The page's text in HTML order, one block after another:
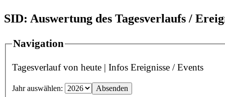
SID: Auswertung des Tagesverlaufs /
Navigation
Tagesverlauf von heute | Infos Ereignisse / Events
Jahr auswählen: